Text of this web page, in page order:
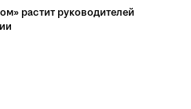
растит руководителей